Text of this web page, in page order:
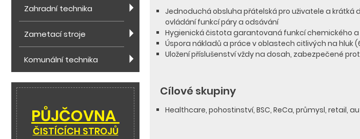
Zahradní technika
Zametací stroje
Komunální technika
PŮJČOVNA
ČISTÍCÍCH STROJŮ
Jednoduchá obsluha přátelská pro uživatele a
ovládání funkcí páry a odsávání
Hygienická čistota garantovaná funkcí chemického
Úspora nákladů a práce v oblastech citlivých na hluk
Uložení příslušenství vždy na dosah, zabezpečené
Cílové skupiny
Healthcare, pohostinství, BSC, ReCa, průmysl, retail,